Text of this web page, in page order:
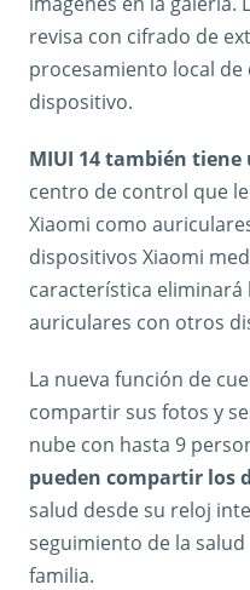
revisa con cifrado de
procesamiento local
dispositivo.
MIUI 14 también
centro de control que
Xiaomi como
dispositivos Xiaomi
característica
auriculares con otros
La nueva función de
compartir sus fotos y
nube con hasta 9
pueden compartir los
salud desde su reloj
seguimiento de la
familia.